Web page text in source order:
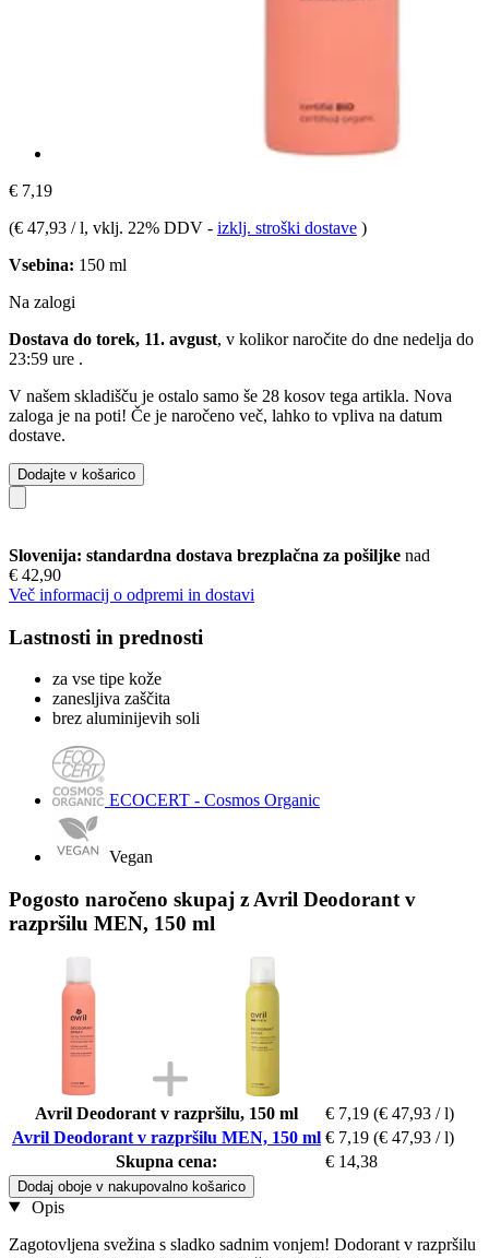
€ 7,19
(€ 47,93 / l, vklj. 22% DDV - izklj. stroški dostave )
Vsebina: 150 ml
Na zalogi
Dostava do torek, 11. avgust, v kolikor naročite do dne nedelja do
23:59 ure .
V našem skladišču je ostalo samo še 28 kosov tega artikla. Nova
zaloga je na poti! Če je naročeno več, lahko to vpliva na datum
dostave.
Dodajte v košarico
Slovenija: standardna dostava brezplačna za pošiljke nad
€ 42,90
Več informacij o odpremi in dostavi
Lastnosti in prednosti
za vse tipe kože
zanesljiva zaščita
brez aluminijevih soli
ECOCERT - Cosmos Organic
Vegan
Pogosto naročeno skupaj z Avril Deodorant v
razpršilu MEN, 150 ml
Avril Deodorant v razpršilu, 150 ml € 7,19 (€ 47,93 / l)
Avril Deodorant v razpršilu MEN, 150 ml € 7,19 (€ 47,93 / l)
Skupna cena:
€ 14,38
Dodaj oboje v nakupovalno košarico
Opis
Zagotovljena svežina s sladko sadnim vonjem! Dodorant v razpršilu